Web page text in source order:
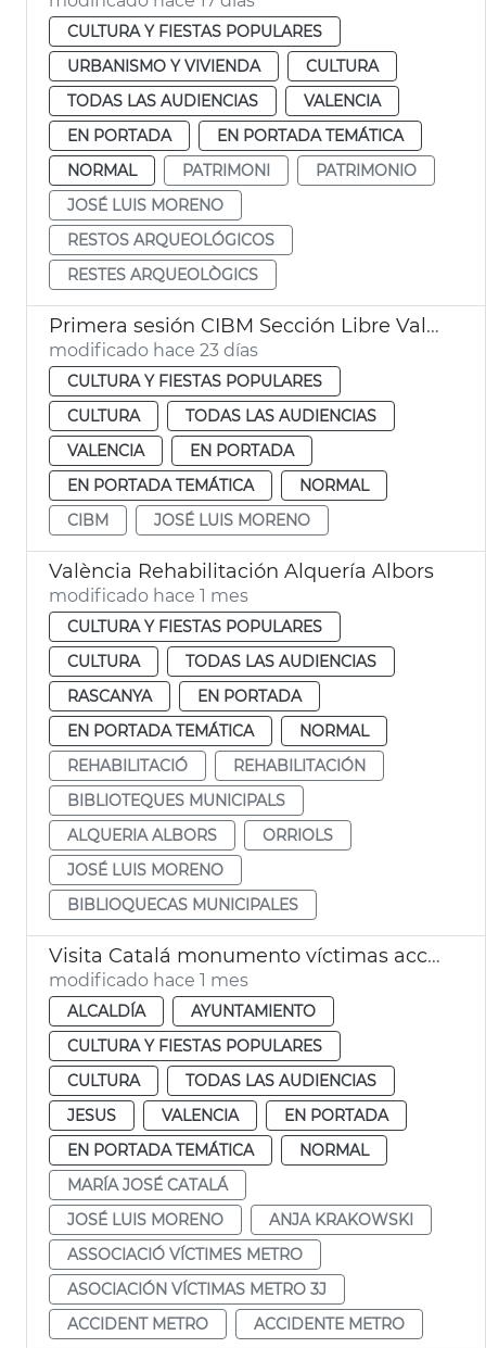
CULTURA Y FIESTAS POPULARES
URBANISMO Y VIVIENDA
CULTURA
TODAS LAS AUDIENCIAS
VALENCIA
EN PORTADA
EN PORTADA TEMÁTICA
NORMAL
PATRIMONI
PATRIMONIO
JOSÉ LUIS MORENO
RESTOS ARQUEOLÓGICOS
RESTES ARQUEOLÒGICS
Primera sesión CIBM Sección Libre València
modificado hace 23 días
CULTURA Y FIESTAS POPULARES
CULTURA
TODAS LAS AUDIENCIAS
VALENCIA
EN PORTADA
EN PORTADA TEMÁTICA
NORMAL
CIBM
JOSÉ LUIS MORENO
València Rehabilitación Alquería Albors
modificado hace 1 mes
CULTURA Y FIESTAS POPULARES
CULTURA
TODAS LAS AUDIENCIAS
RASCANYA
EN PORTADA
EN PORTADA TEMÁTICA
NORMAL
REHABILITACIÓ
REHABILITACIÓN
BIBLIOTEQUES MUNICIPALS
ALQUERIA ALBORS
ORRIOLS
JOSÉ LUIS MORENO
BIBLIOQUECAS MUNICIPALES
Visita Catalá monumento víctimas accidente metro 3-J
modificado hace 1 mes
ALCALDÍA
AYUNTAMIENTO
CULTURA Y FIESTAS POPULARES
CULTURA
TODAS LAS AUDIENCIAS
JESUS
VALENCIA
EN PORTADA
EN PORTADA TEMÁTICA
NORMAL
MARÍA JOSÉ CATALÁ
JOSÉ LUIS MORENO
ANJA KRAKOWSKI
ASSOCIACIÓ VÍCTIMES METRO
ASOCIACIÓN VÍCTIMAS METRO 3J
ACCIDENT METRO
ACCIDENTE METRO